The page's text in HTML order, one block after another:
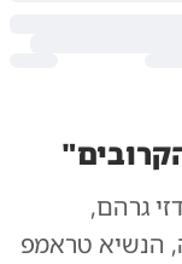
גרהם,
הנשיא טראמפ